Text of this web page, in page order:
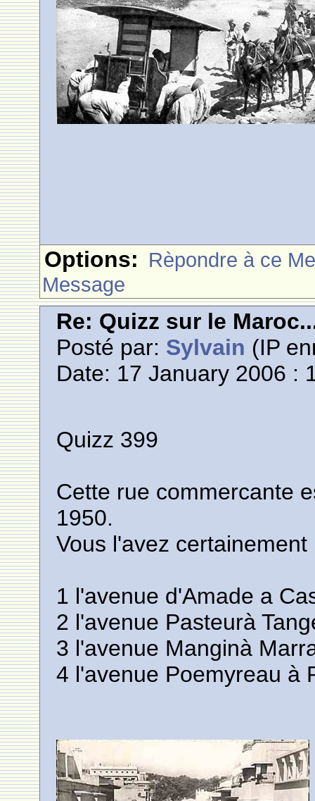
Options: Rèpondre à ce
Message
Re: Quizz sur le
Posté par: Sylvain (IP
Date: 17 January 2006 :
Quizz 399
Cette rue commercante
1950.
Vous l'avez
1 l'avenue d'Amade a
2 l'avenue Pasteurà
3 l'avenue Manginà
4 l'avenue Poemyreau à